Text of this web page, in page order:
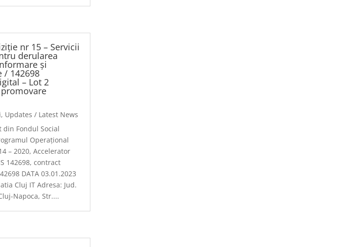
nr 15 – Servicii
derularea
și
/ 142698
– Lot 2
, Updates / Latest News
din Fondul Social
Operațional
– 2020, Accelerator
142698, contract
DATA 03.01.2023
Cluj IT Adresa: Jud.
Napoca, Str....